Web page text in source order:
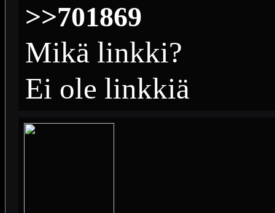
>>701869
Mikä linkki?
Ei ole linkkiä